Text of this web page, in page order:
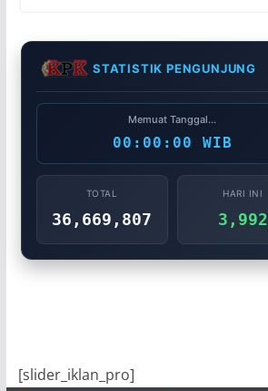
STATISTIK PENGUNJUNG
Memuat Tanggal...
00:00:00 WIB
TOTAL
36,669,807
HARI INI
3,992
[slider_iklan_pro]